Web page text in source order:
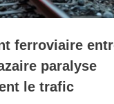
ferroviaire
paralyse
le trafic